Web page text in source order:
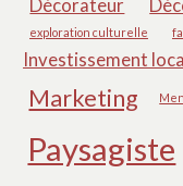
exploration culturelle
Investissement
Marketing
Paysagiste